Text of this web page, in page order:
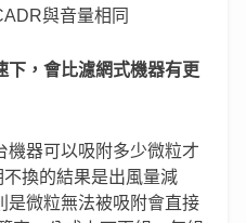
與音量相同
下，會比濾網式機器有更
機器可以吸附多少微粒才
換的結果是出風量減
是微粒無法被吸附會直接